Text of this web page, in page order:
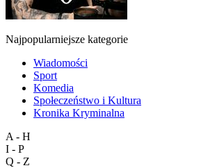
Najpopularniejsze kategorie
Wiadomości
Sport
Komedia
Społeczeństwo i Kultura
Kronika Kryminalna
A - H
I - P
Q - Z